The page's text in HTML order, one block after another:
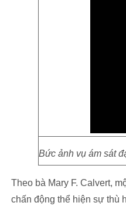
Bức ảnh vụ ám sát
Theo bà Mary F. Calvert,
chấn động thể hiện sự thù